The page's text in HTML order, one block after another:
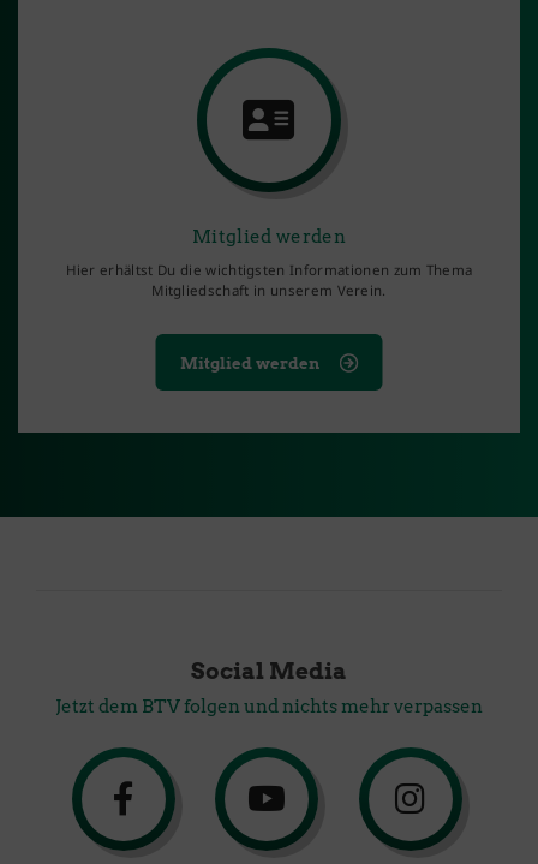
Mitglied werden
Hier erhältst Du die wichtigsten Informationen zum Thema
Mitgliedschaft in unserem Verein.
Mitglied werden
Social Media
Jetzt dem BTV folgen und nichts mehr verpassen